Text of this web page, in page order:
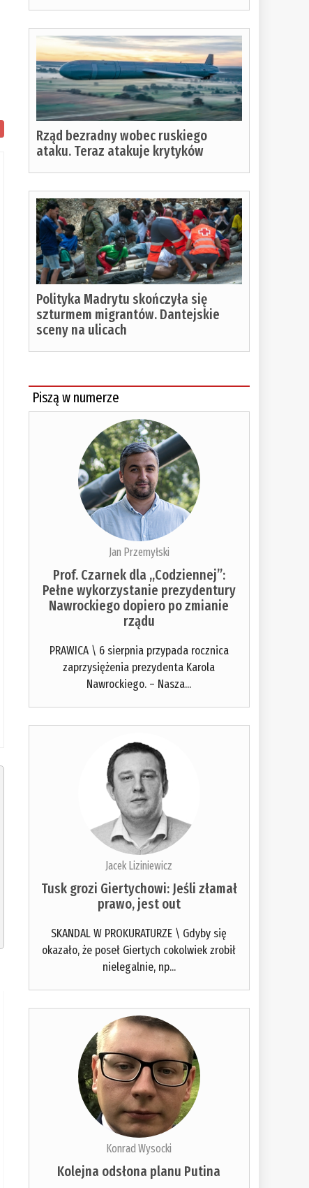
Rząd bezradny wobec ruskiego
ataku. Teraz atakuje krytyków
Polityka Madrytu skończyła się
szturmem migrantów. Dantejskie
sceny na ulicach
Piszą w numerze
Jan Przemyłski
Prof. Czarnek dla „Codziennej”:
Pełne wykorzystanie prezydentury
Nawrockiego dopiero po zmianie
rządu
PRAWICA \ 6 sierpnia przypada rocznica
zaprzysiężenia prezydenta Karola
Nawrockiego. – Nasza...
Jacek Liziniewicz
Tusk grozi Giertychowi: Jeśli złamał
prawo, jest out
SKANDAL W PROKURATURZE \ Gdyby się
okazało, że poseł Giertych cokolwiek zrobił
nielegalnie, np...
Konrad Wysocki
Kolejna odsłona planu Putina